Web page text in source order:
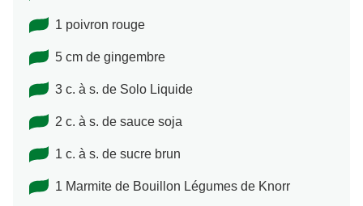
1 poivron rouge
5 cm de gingembre
3 c. à s. de Solo Liquide
2 c. à s. de sauce soja
1 c. à s. de sucre brun
1 Marmite de Bouillon Légumes de Knorr